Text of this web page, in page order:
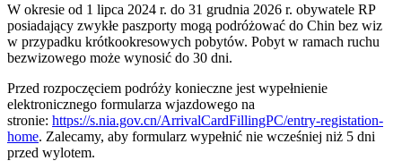
W okresie od 1 lipca 2024 r. do 31 grudnia 2026 r. obywatele RP
posiadający zwykłe paszporty mogą podróżować do Chin bez wiz
w przypadku krótkookresowych pobytów. Pobyt w ramach ruchu
bezwizowego może wynosić do 30 dni.
Przed rozpoczęciem podróży konieczne jest wypełnienie
elektronicznego formularza wjazdowego na
stronie: https://s.nia.gov.cn/ArrivalCardFillingPC/entry-registation-
home. Zalecamy, aby formularz wypełnić nie wcześniej niż 5 dni
przed wylotem.